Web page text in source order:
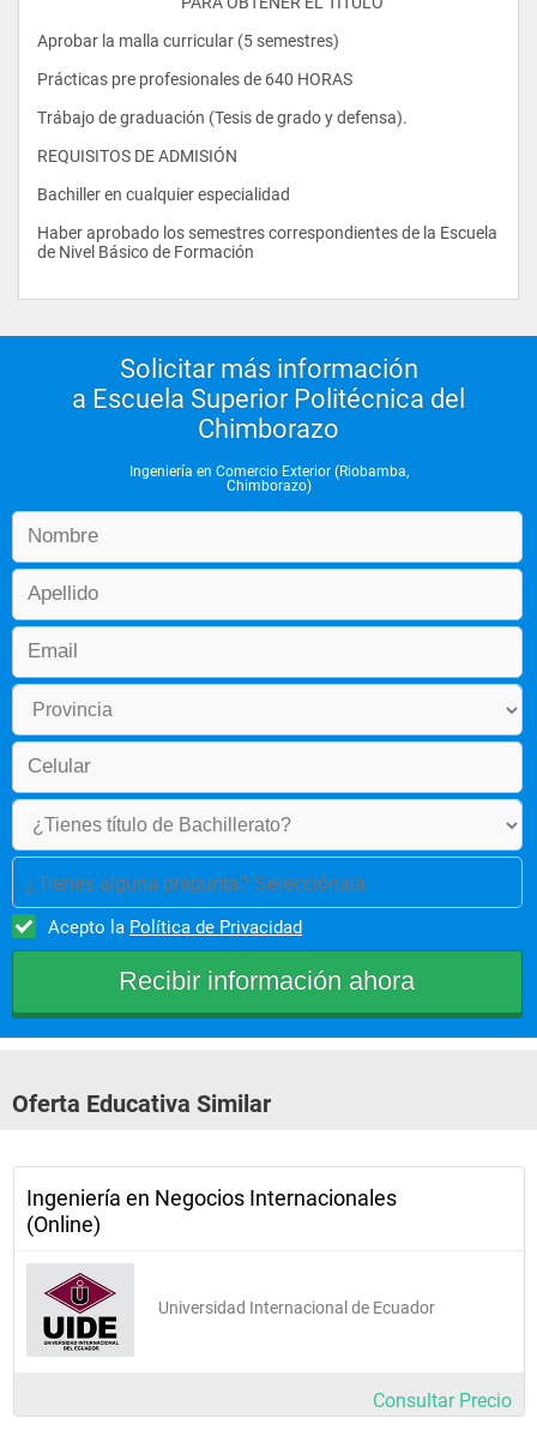
PERFIL DE LA CARRERA
El Ingeniero en Comercio Exterior tendrá una formación de
liderazgo para la organización de empresas de negocios
internacionales, para la consecución y mantenimiento de
mercados, para realizar exportaciones e importaciones en la
negociación internacional.
Aprobar la malla curricular (5 semestres)
Prácticas pre profesionales de 640 HORAS
Trábajo de graduación (Tesis de grado y defensa).
REQUISITOS DE ADMISIÓN
Bachiller en cualquier especialidad
Haber aprobado los semestres correspondientes de la Escuela
de Nivel Básico de Formación
Solicitar más información
a Escuela Superior Politécnica del
Chimborazo
Ingeniería en Comercio Exterior (Riobamba,
Chimborazo)
¿Tienes alguna pregunta? Selecciónala
Acepto la Política de Privacidad
Oferta Educativa Similar
Ingeniería en Negocios Internacionales
(Online)
Universidad Internacional de Ecuador
Consultar Precio